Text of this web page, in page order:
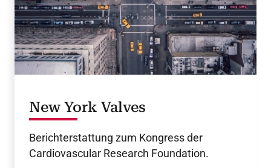
New York Valves
Berichterstattung zum Kongress der
Cardiovascular Research Foundation.